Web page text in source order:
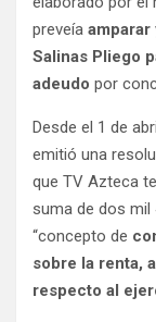
preveía amparar
Salinas Pliego
adeudo por
Desde el 1 de
emitió una
que TV Azteca
suma de dos mil
“concepto de
sobre la renta,
respecto al